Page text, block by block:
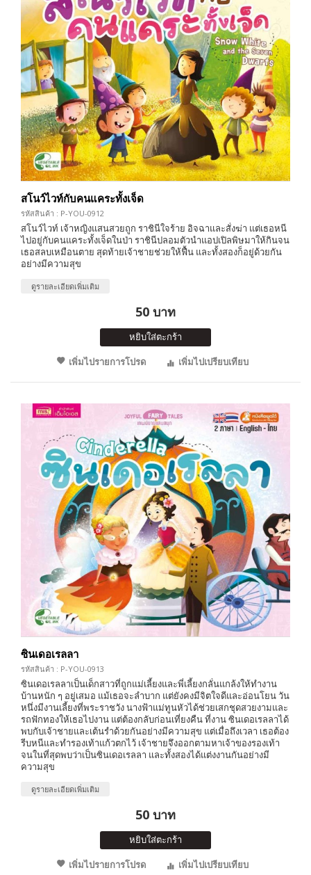
สโนว์ไวท์กับคนแคระทั้งเจ็ด
รหัสสินค้า : P-YOU-0912
สโนว์ไวท์ เจ้าหญิงแสนสวยถูก ราชินีใจร้าย อิจฉาและสั่งฆ่า แต่เธอหนี
ไปอยู่กับคนแคระทั้งเจ็ดในป่า ราชินีปลอมตัวนำแอปเปิลพิษมาให้กินจน
เธอสลบเหมือนตาย สุดท้ายเจ้าชายช่วยให้ฟื้น และทั้งสองก็อยู่ด้วยกัน
อย่างมีความสุข
ดูรายละเอียดเพิ่มเติม
50 บาท
หยิบใส่ตะกร้า
เพิ่มไปรายการโปรด
เพิ่มไปเปรียบเทียบ
ซินเดอเรลลา
รหัสสินค้า : P-YOU-0913
ซินเดอเรลลาเป็นเด็กสาวที่ถูกแม่เลี้ยงและพี่เลี้ยงกลั่นแกล้งให้ทำงาน
บ้านหนัก ๆ อยู่เสมอ แม้เธอจะลำบาก แต่ยังคงมีจิตใจดีและอ่อนโยน วัน
หนึ่งมีงานเลี้ยงที่พระราชวัง นางฟ้าแม่ทูนหัวได้ช่วยเสกชุดสวยงามและ
รถฟักทองให้เธอไปงาน แต่ต้องกลับก่อนเที่ยงคืน ที่งาน ซินเดอเรลลาได้
พบกับเจ้าชายและเต้นรำด้วยกันอย่างมีความสุข แต่เมื่อถึงเวลา เธอต้อง
รีบหนีและทำรองเท้าแก้วตกไว้ เจ้าชายจึงออกตามหาเจ้าของรองเท้า
จนในที่สุดพบว่าเป็นซินเดอเรลลา และทั้งสองได้แต่งงานกันอย่างมี
ความสุข
ดูรายละเอียดเพิ่มเติม
50 บาท
หยิบใส่ตะกร้า
เพิ่มไปรายการโปรด
เพิ่มไปเปรียบเทียบ